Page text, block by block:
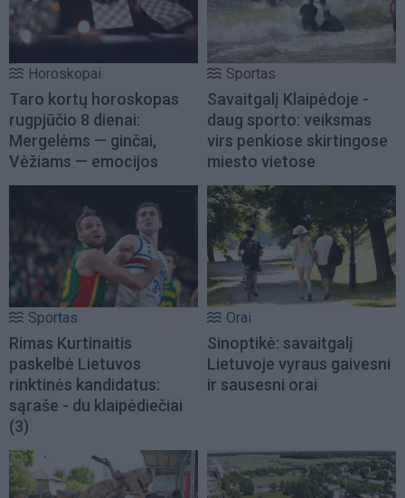
Horoskopai
Taro kortų horoskopas
rugpjūčio 8 dienai:
Mergelėms — ginčai,
Vėžiams — emocijos
Sportas
Savaitgalį Klaipėdoje -
daug sporto: veiksmas
virs penkiose skirtingose
miesto vietose
Sportas
Rimas Kurtinaitis
paskelbė Lietuvos
rinktinės kandidatus:
sąraše - du klaipėdiečiai
(3)
Orai
Sinoptikė: savaitgalį
Lietuvoje vyraus gaivesni
ir sausesni orai